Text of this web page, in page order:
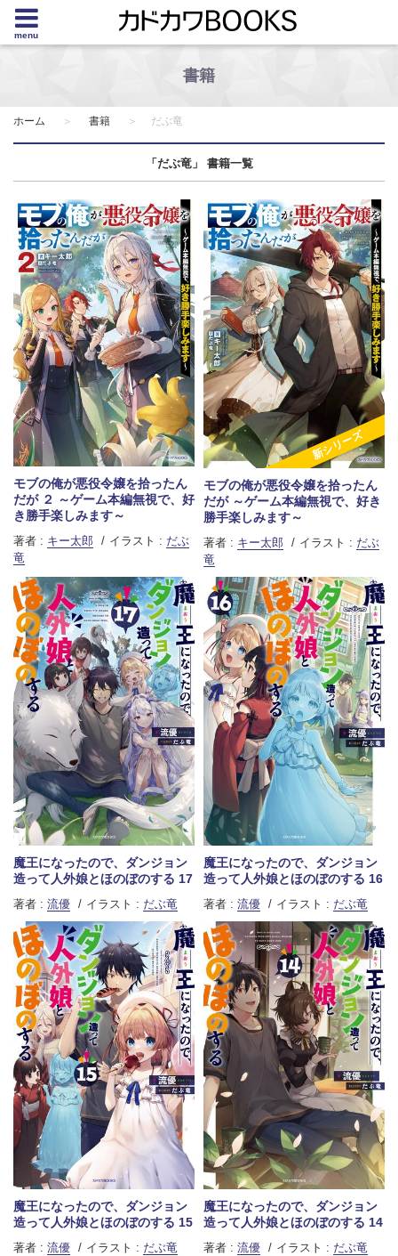
menu
書籍
ホーム 書籍 だぶ竜
「だぶ竜」 書籍一覧
モブの俺が悪役令嬢を拾ったん
だが ２ ～ゲーム本編無視で、好
き勝手楽しみます～
著者 : キー太郎 イラスト : だぶ
竜
新シリーズ
モブの俺が悪役令嬢を拾ったん
だが ～ゲーム本編無視で、好き
勝手楽しみます～
著者 : キー太郎 イラスト : だぶ
竜
魔王になったので、ダンジョン
造って人外娘とほのぼのする 17
著者 : 流優 イラスト : だぶ竜
魔王になったので、ダンジョン
造って人外娘とほのぼのする 16
著者 : 流優 イラスト : だぶ竜
魔王になったので、ダンジョン
造って人外娘とほのぼのする 15
著者 : 流優 イラスト : だぶ竜
魔王になったので、ダンジョン
造って人外娘とほのぼのする 14
著者 : 流優 イラスト : だぶ竜